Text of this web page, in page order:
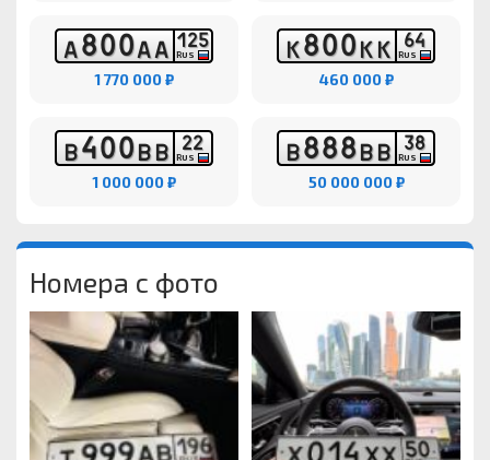
А800АА 125
RUS
1 770 000 ₽
К800КК 64
RUS
460 000 ₽
В400ВВ 22
RUS
1 000 000 ₽
В888ВВ 38
RUS
50 000 000 ₽
Номера с фото